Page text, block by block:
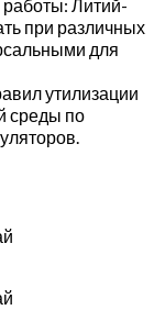
Литий-
при различных
для
утилизации
среды по